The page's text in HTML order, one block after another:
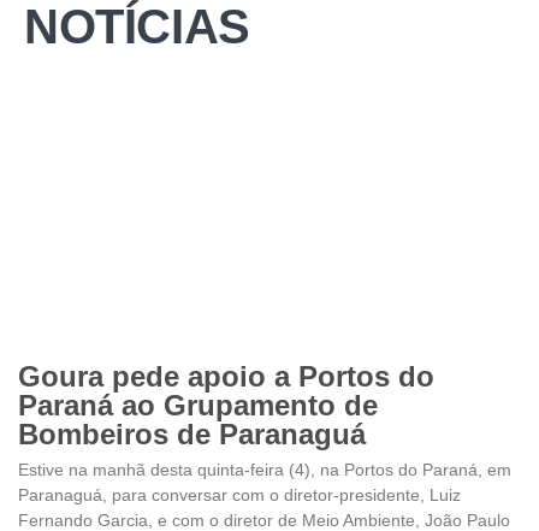
NOTÍCIAS
Goura pede apoio a Portos do
Paraná ao Grupamento de
Bombeiros de Paranaguá
Estive na manhã desta quinta-feira (4), na Portos do Paraná, em
Paranaguá, para conversar com o diretor-presidente, Luiz
Fernando Garcia, e com o diretor de Meio Ambiente, João Paulo